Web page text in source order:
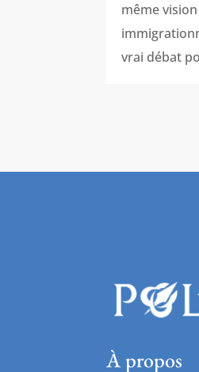
même
vrai débat
À propos